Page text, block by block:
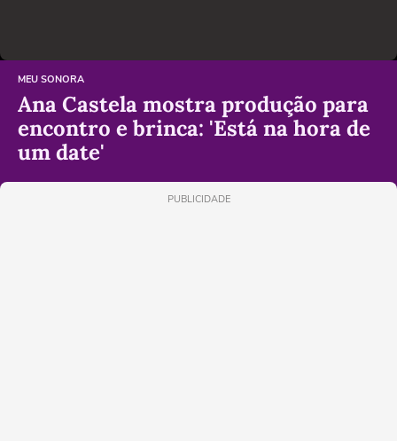
MEU SONORA
Ana Castela mostra produção para
encontro e brinca: 'Está na hora de
um date'
PUBLICIDADE